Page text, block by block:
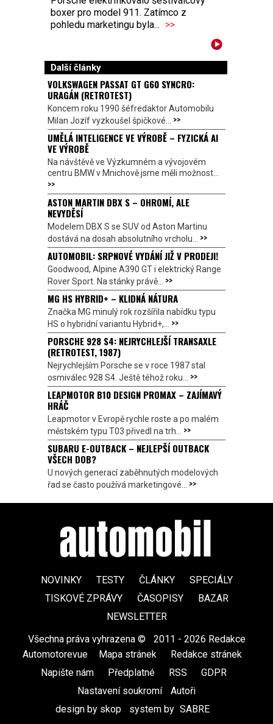
boxer pro model 911. Zatímco z
pohledu marketingu byla... >>
Další články
VOLKSWAGEN PASSAT GT G60 SYNCRO:
URAGÁN (RETROTEST)
Koncem roku 1990 šéfredaktor Automobilu
Milan Jozíf vyzkoušel špičkové... >>
UMĚLÁ INTELIGENCE VE VÝROBĚ – FYZICKÁ AI
VE VÝROBĚ
Na návštěvě ve Výzkumném a vývojovém
centru BMW v Mnichově jsme měli možnost...
>>
ASTON MARTIN DBX S – OHROMÍ, ALE
NEVYDĚSÍ
Modelem DBX S se SUV od Aston Martinu
dostává na dosah absolutního vrcholu... >>
AUTOMOBIL: SRPNOVÉ VYDÁNÍ JIŽ V PRODEJI!
Goodwood, Alpine A390 GT i elektrický Range
Rover Sport. Na stánky právě... >>
MG HS HYBRID+ – KLIDNÁ NÁTURA
Značka MG minulý rok rozšířila nabídku typu
HS o hybridní variantu Hybrid+,... >>
PORSCHE 928 S4: NEJRYCHLEJŠÍ TRANSAXLE
(RETROTEST, 1987)
Nejrychlejším Porsche se v roce 1987 stal
osmiválec 928 S4. Ještě téhož roku... >>
LEAPMOTOR B10 DESIGN PROMAX – ZAJÍMAVÝ
HRÁČ
Leapmotor v Evropě rychle roste a po malém
městském typu T03 přivedl na trh... >>
SUBARU E-OUTBACK – NEJLEPŠÍ OUTBACK
VŠECH DOB?
U nových generací zaběhnutých modelových
řad se často používá marketingové... >>
NOVINKY TESTY ČLÁNKY
SPECIÁLY
TISKOVÉ ZPRÁVY
ČASOPISY
BAZAR
NEWSLETTER
Všechna práva vyhrazena ©
2011 - 2026 Redakce
Automotorevue
Mapa stránek Redakce stránek
Napište nám
Předplatné RSS GDPR
Nastavení soukromí
Autoři
design by skop
system by SABRE